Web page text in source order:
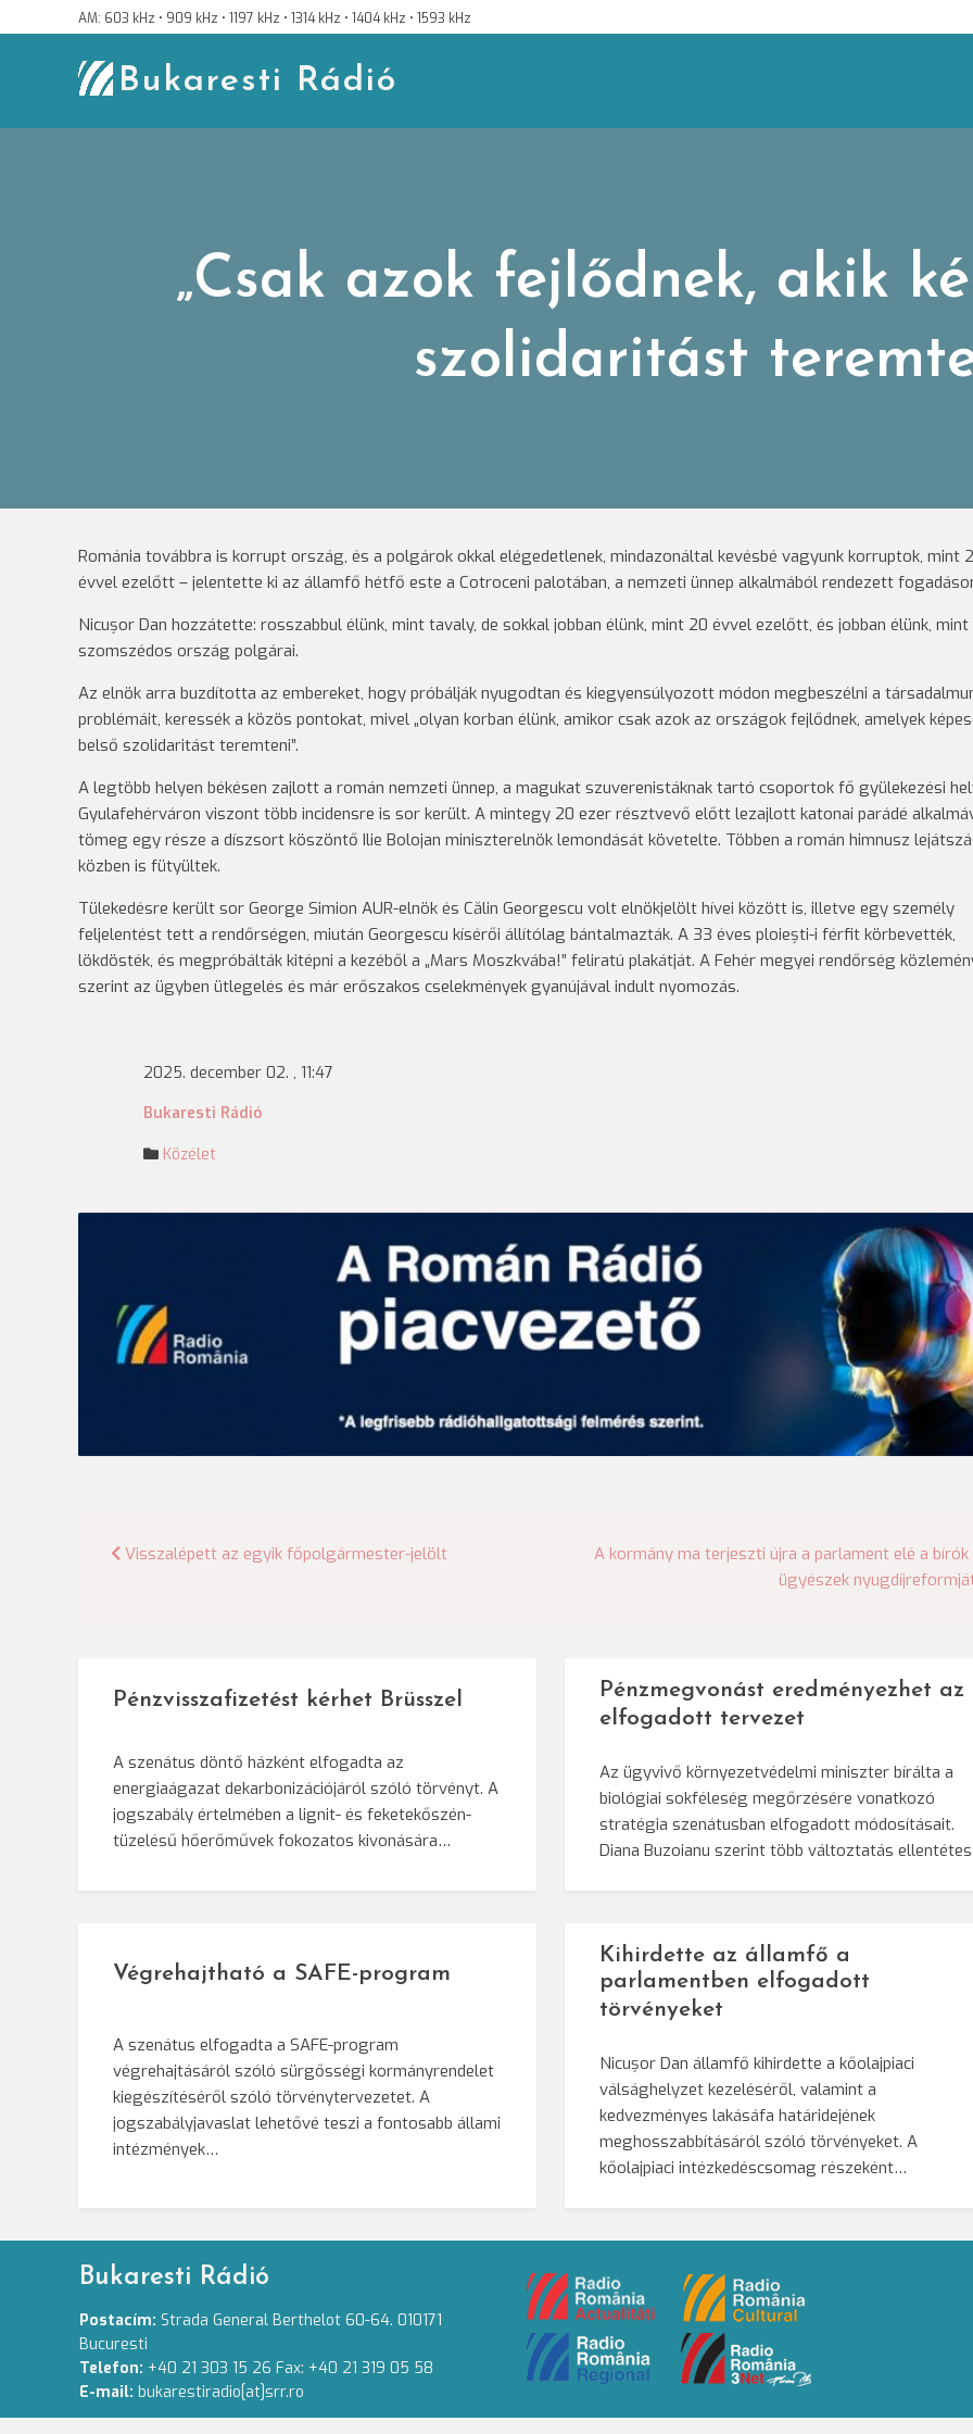
to
AM: 603 kHz • 909 kHz • 1197 kHz • 1314 kHz • 1404 kHz • 1593 kHz
Bukaresti Rádió
„Csak azok fejlődnek, akik
szolidaritást
Románia továbbra is korrupt ország, és a polgárok okkal elégedetlenek, mindazonáltal kevésbé vagyunk korruptok, mint
évvel ezelőtt – jelentette ki az államfő hétfő este a Cotroceni palotában, a nemzeti ünnep alkalmából rendezett
Nicușor Dan hozzátette: rosszabbul élünk, mint tavaly, de sokkal jobban élünk, mint 20 évvel ezelőtt, és jobban élünk, mint
szomszédos ország polgárai.
Az elnök arra buzdította az embereket, hogy próbálják nyugodtan és kiegyensúlyozott módon megbeszélni a
problémáit, keressék a közös pontokat, mivel „olyan korban élünk, amikor csak azok az országok fejlődnek, amelyek
belső szolidaritást teremteni”.
A legtöbb helyen békésen zajlott a román nemzeti ünnep, a magukat szuverenistáknak tartó csoportok fő gyülekezési
Gyulafehérváron viszont több incidensre is sor került. A mintegy 20 ezer résztvevő előtt lezajlott katonai parádé
tömeg egy része a díszsort köszöntő Ilie Bolojan miniszterelnök lemondását követelte. Többen a román himnusz
közben is fütyültek.
Tülekedésre került sor George Simion AUR-elnök és Călin Georgescu volt elnökjelölt hívei között is, illetve egy személy
feljelentést tett a rendőrségen, miután Georgescu kísérői állítólag bántalmazták. A 33 éves ploiești-i férfit körbevették,
lökdösték, és megpróbálták kitépni a kezéből a „Mars Moszkvába!” feliratú plakátját. A Fehér megyei rendőrség
szerint az ügyben ütlegelés és már erőszakos cselekmények gyanújával indult nyomozás.
2025. december 02. , 11:47
Bukaresti Rádió
Közélet
Bejegyzés
Visszalépett az egyik főpolgármester-jelölt
A kormány ma terjeszti újra a parlament elé a bírók
ügyészek
Pénzvisszafizetést kérhet Brüsszel
A szenátus döntő házként elfogadta az
energiaágazat dekarbonizációjáról szóló törvényt. A
jogszabály értelmében a lignit- és feketekőszén-
tüzelésű hőerőművek fokozatos kivonására…
Pénzmegvonást eredményezhet az
elfogadott tervezet
Az ügyvivő környezetvédelmi miniszter bírálta a
biológiai sokféleség megőrzésére vonatkozó
stratégia szenátusban elfogadott módosításait.
Diana Buzoianu szerint több változtatás
Végrehajtható a SAFE-program
A szenátus elfogadta a SAFE-program
végrehajtásáról szóló sürgősségi kormányrendelet
kiegészítéséről szóló törvénytervezetet. A
jogszabályjavaslat lehetővé teszi a fontosabb állami
intézmények…
Kihirdette az államfő a
parlamentben elfogadott
törvényeket
Nicușor Dan államfő kihirdette a kőolajpiaci
válsághelyzet kezeléséről, valamint a
kedvezményes lakásáfa határidejének
meghosszabbításáról szóló törvényeket. A
kőolajpiaci intézkedéscsomag részeként…
Bukaresti Rádió
Postacím: Strada General Berthelot 60-64. 010171
Bucuresti
Telefon: +40 21 303 15 26 Fax: +40 21 319 05 58
E-mail: bukarestiradio[at]srr.ro